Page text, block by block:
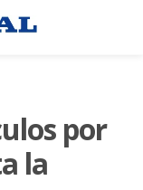
por
la